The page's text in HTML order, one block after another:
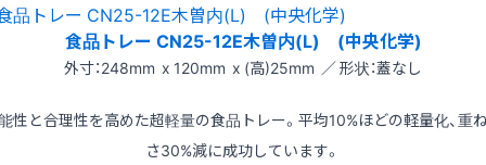
食品トレー CN25-12E木曽内(L) (中央化学)
外寸：248mm x 120mm x (高)25mm ／ 形状：蓋なし
性と合理性を高めた超軽量の食品トレー。平均10%ほどの軽量化、重
さ30%減に成功しています。